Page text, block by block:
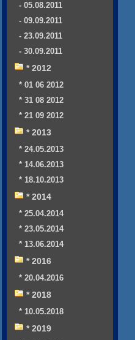
- 05.08.2011
- 09.09.2011
- 23.09.2011
- 30.09.2011
* 2012
* 01 06 2012
* 31 08 2012
* 21 09 2012
* 2013
* 24.05.2013
* 14.06.2013
* 18.10.2013
* 2014
* 25.04.2014
* 23.05.2014
* 13.06.2014
* 2016
* 20.04.2016
* 2018
* 10.05.2018
* 2019